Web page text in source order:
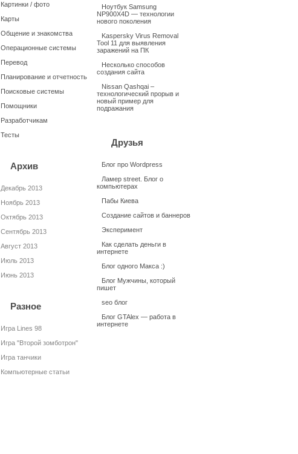
Картинки / фото
Карты
Общение и знакомства
Операционные системы
Перевод
Планирование и отчетность
Поисковые системы
Помощники
Разработчикам
Тесты
Архив
Декабрь 2013
Ноябрь 2013
Октябрь 2013
Сентябрь 2013
Август 2013
Июль 2013
Июнь 2013
Разное
Игра Lines 98
Игра "Второй зомботрон"
Игра танчики
Компьютерные статьи
Ноутбук Samsung
NP900X4D — технологии
нового поколения
Kaspersky Virus Removal
Tool 11 для выявления
заражений на ПК
Несколько способов
создания сайта
Nissan Qashqai –
технологический прорыв и
новый пример для
подражания
Друзья
Блог про Wordpress
Ламер street. Блог о
компьютерах
Пабы Киева
Создание сайтов и баннеров
Эксперимент
Как сделать деньги в
интернете
Блог одного Макса :)
Блог Мужчины, который
пишет
seo блог
Блог GTAlex — работа в
интернете